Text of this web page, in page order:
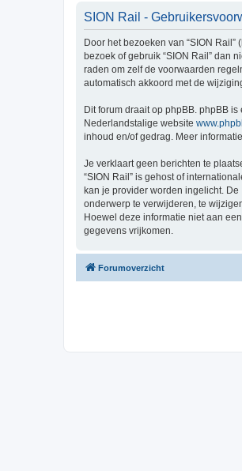
SION Rail -
Door het bezoeken van “SION Rail”
bezoek of gebruik “SION Rail” dan
raden om zelf de voorwaarden
automatisch akkoord met de
Dit forum draait op phpBB. phpBB
Nederlandstalige website
inhoud en/of gedrag. Meer
Je verklaart geen berichten te
“SION Rail” is gehost of
kan je provider worden ingelicht.
onderwerp te verwijderen, te
Hoewel deze informatie niet aan
gegevens vrijkomen.
Forumoverzicht